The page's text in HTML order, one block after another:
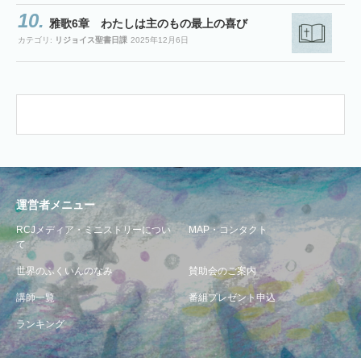
雅歌6章 わたしは主のもの最上の喜び
カテゴリ: リジョイス聖書日課 2025年12月6日
運営者メニュー
RCJメディア・ミニストリーについ
て
MAP・コンタクト
世界のふくいんのなみ 賛助会のご案内
講師一覧 番組プレゼント申込
ランキング